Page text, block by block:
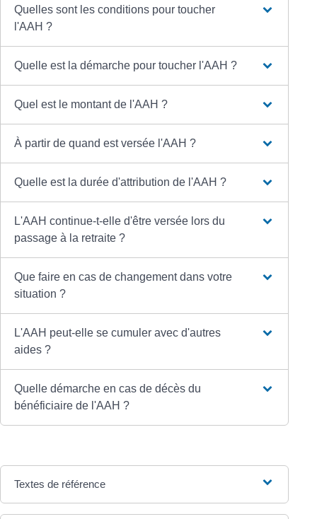
Quelles sont les conditions pour toucher
l'AAH ?
Quelle est la démarche pour toucher l'AAH ?
Quel est le montant de l'AAH ?
À partir de quand est versée l'AAH ?
Quelle est la durée d'attribution de l'AAH ?
L'AAH continue-t-elle d'être versée lors du
passage à la retraite ?
Que faire en cas de changement dans votre
situation ?
L'AAH peut-elle se cumuler avec d'autres
aides ?
Quelle démarche en cas de décès du
bénéficiaire de l'AAH ?
Textes de référence